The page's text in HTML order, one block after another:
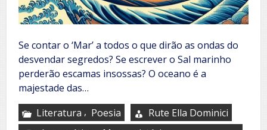
Se contar o ‘Mar’ a todos o que dirão as ondas do
desvendar segredos? Se escrever o Sal marinho
perderão escamas insossas? O oceano é a
majestade das…
Literatura , Poesia
Rute Ella Dominici